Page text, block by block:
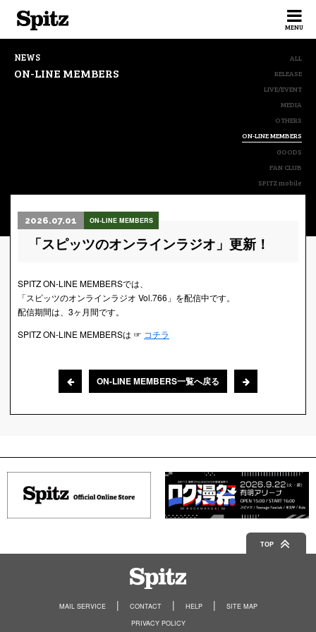
MENU
NEWS
ON-LINE MEMBERS
ALL
RELEASE
LIVE/EVENT
MEDIA
OTHERS
ON-LINE MEMBERS
GOODS
FAN CLUB
SPITZ mobile
2026.07.01 ON-LINE MEMBERS
「スピッツのオンラインラジオ」更新！
SPITZ ON-LINE MEMBERSでは、
「スピッツのオンラインラジオ Vol.766」を配信中です。
配信期間は、3ヶ月間です。
SPITZ ON-LINE MEMBERSは ☞ コチラ
ON-LINE MEMBERS一覧へ戻る
TOP
MAIL SERVICE CONTACT HELP
SITE MAP
PRIVACY POLICY